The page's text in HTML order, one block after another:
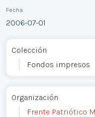
Fecha
2006-07-01
Colección
Fondos impresos
Organización
Frente Patriótico